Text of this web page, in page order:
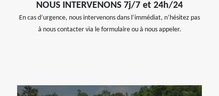
NOUS INTERVENONS 7j/7 et 24h/24
En cas d’urgence, nous intervenons dans l’immédiat, n’hésitez pas
à nous contacter via le formulaire ou à nous appeler.